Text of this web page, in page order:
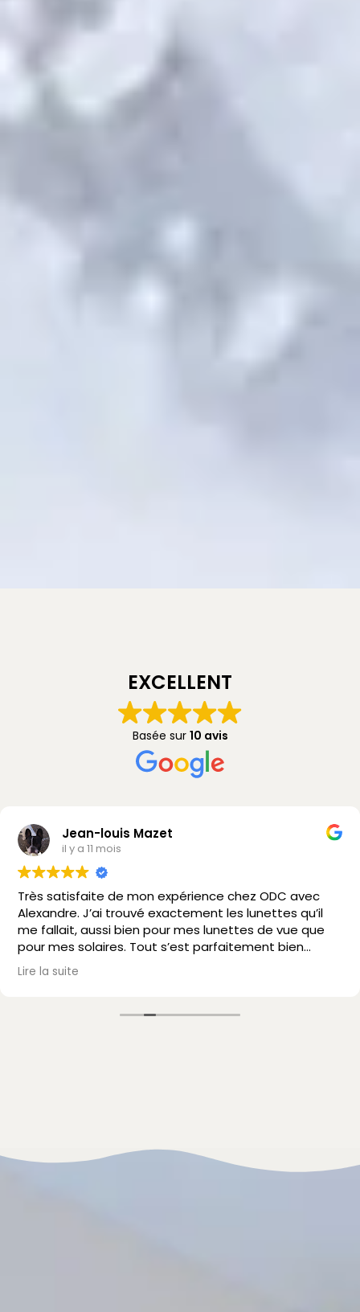
EXCELLENT
Basée sur 10 avis
Jean-louis Mazet
il y a 11 mois
Très satisfaite de mon expérience chez ODC avec
Alexandre. J’ai trouvé exactement les lunettes qu’il
me fallait, aussi bien pour mes lunettes de vue que
pour mes solaires. Tout s’est parfaitement bien
passé, avec un accueil et un accompagnement au
top. Je recommande vivement !
Lire la suite